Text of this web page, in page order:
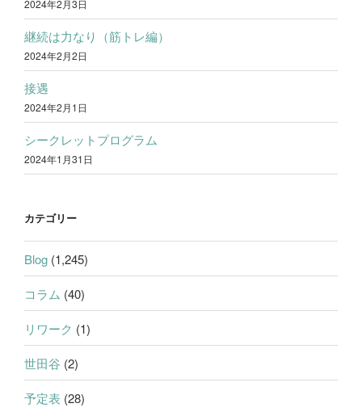
2024年2月3日
継続は力なり（筋トレ編）
2024年2月2日
接遇
2024年2月1日
シークレットプログラム
2024年1月31日
カテゴリー
Blog (1,245)
コラム (40)
リワーク (1)
世田谷 (2)
予定表 (28)